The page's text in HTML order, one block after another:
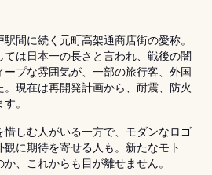
間に続く元町高架通商店街の愛称。
は日本一の長さと言われ、戦後の闇
プな雰囲気が、一部の旅行客、外国
現在は再開発計画から、耐震、防火
。
しむ人がいる一方で、モダンなロゴ
に期待を寄せる人も。新たなモト
、これからも目が離せません。